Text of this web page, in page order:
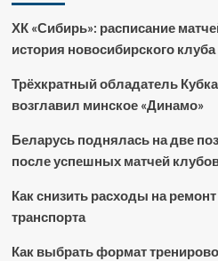
ХК «Сибирь»: расписание
история новосибирского клуба
Трёхкратный обладатель
возглавил минское «Динамо»
Беларусь поднялась на две
после успешных матчей
Как снизить расходы на
транспорта
Как выбрать формат